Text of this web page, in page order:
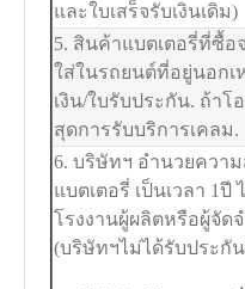
และใบเสร็จรับเงินเดิม)
5. สินค้าแบตเตอรี่ที่ซื้
ใส่ในรถยนต์ที่อยู่นอกเ
เงิน/ใบรับประกัน. ถ้า
สุดการรับบริการเคลม.
6. บริษัทฯ อำนวยควา
แบตเตอรี่ เป็นเวลา 1
โรงงานผู้ผลิตหรือผู้จัด
(บริษัทฯไม่ได้รับประกั